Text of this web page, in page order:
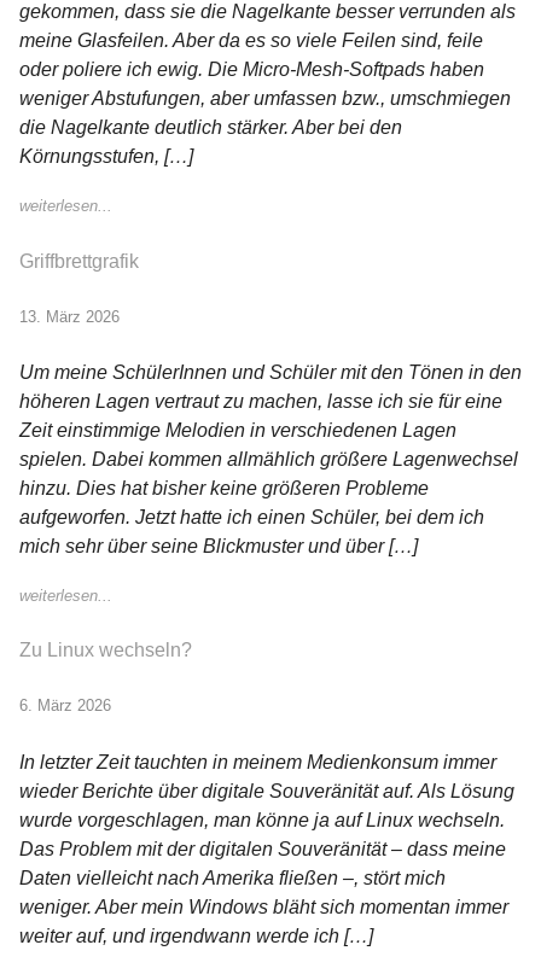
gekommen, dass sie die Nagelkante besser verrunden als
meine Glasfeilen. Aber da es so viele Feilen sind, feile
oder poliere ich ewig. Die Micro-Mesh-Softpads haben
weniger Abstufungen, aber umfassen bzw., umschmiegen
die Nagelkante deutlich stärker. Aber bei den
Körnungsstufen, […]
weiterlesen...
Griffbrettgrafik
13. März 2026
Um meine SchülerInnen und Schüler mit den Tönen in den
höheren Lagen vertraut zu machen, lasse ich sie für eine
Zeit einstimmige Melodien in verschiedenen Lagen
spielen. Dabei kommen allmählich größere Lagenwechsel
hinzu. Dies hat bisher keine größeren Probleme
aufgeworfen. Jetzt hatte ich einen Schüler, bei dem ich
mich sehr über seine Blickmuster und über […]
weiterlesen...
Zu Linux wechseln?
6. März 2026
In letzter Zeit tauchten in meinem Medienkonsum immer
wieder Berichte über digitale Souveränität auf. Als Lösung
wurde vorgeschlagen, man könne ja auf Linux wechseln.
Das Problem mit der digitalen Souveränität – dass meine
Daten vielleicht nach Amerika fließen –, stört mich
weniger. Aber mein Windows bläht sich momentan immer
weiter auf, und irgendwann werde ich […]